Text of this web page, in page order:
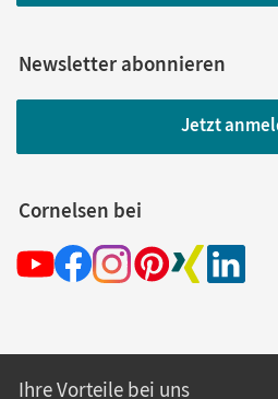
Newsletter abonnieren
Jetzt
Cornelsen bei
Ihre Vorteile bei uns